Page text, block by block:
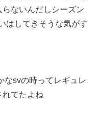
ないんだしシーズン
はしてきそうな気がす
なsvの時ってレギュレ
れてたよね